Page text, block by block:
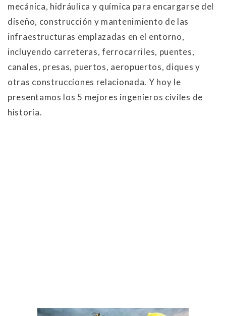
mecánica, hidráulica y química para encargarse del
diseño, construcción y mantenimiento de las
infraestructuras emplazadas en el entorno,
incluyendo carreteras, ferrocarriles, puentes,
canales, presas, puertos, aeropuertos, diques y
otras construcciones relacionada. Y hoy le
presentamos los 5 mejores ingenieros civiles de
historia.